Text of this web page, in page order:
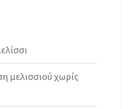
μελισσιού χωρίς